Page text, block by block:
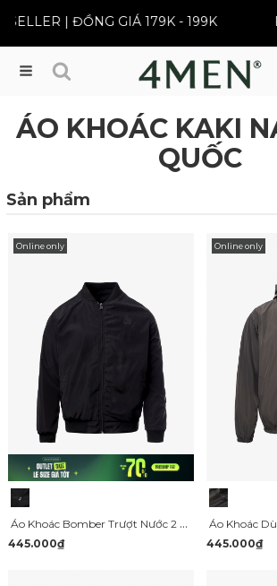
| ĐỒNG GIÁ 179K - 199K
Menu
ÁO KHOÁC KAKI
QUỐC
Sản phẩm
Online only
Áo Khoác Bomber Trượt Nước 2 Túi In Logo Form Regular AK066
445.000₫
Online only
445.000₫